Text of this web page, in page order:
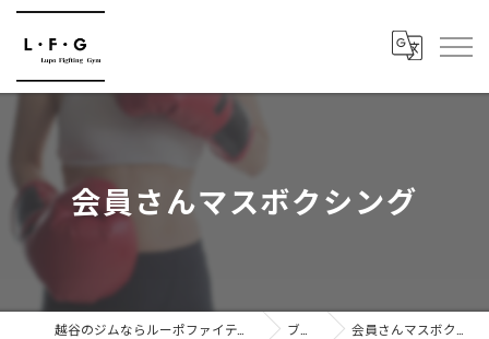
会員さんマスボクシング
ブログ 会員さんマスボクシング